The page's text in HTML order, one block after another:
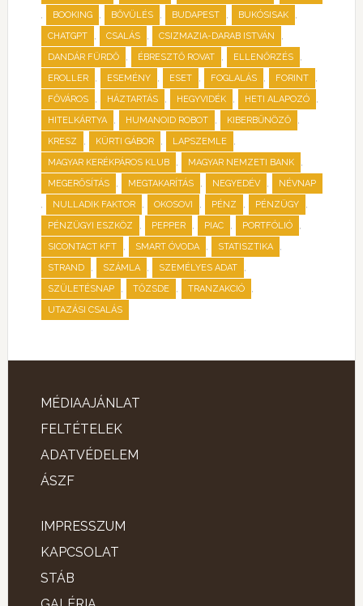
, BOOKING , BŐVÜLÉS , BUDAPEST , BUKÓSISAK ,
CHATGPT , CSALÁS , CSIZMAZIA-DARAB ISTVÁN ,
DANDÁR FÜRDŐ , ÉBRESZTŐ ROVAT , ELLENŐRZÉS ,
EROLLER , ESEMÉNY , ESET , FOGLALÁS , FORINT ,
FŐVÁROS , HÁZTARTÁS , HEGYVIDÉK , HETI ALAPOZÓ ,
HITELKÁRTYA , HUMANOID ROBOT , KIBERBŰNÖZŐ ,
KRESZ , KÜRTI GÁBOR , LAPSZEMLE ,
MAGYAR KERÉKPÁROS KLUB , MAGYAR NEMZETI BANK ,
MEGERŐSÍTÁS , MEGTAKARÍTÁS , NEGYEDÉV , NÉVNAP
, NULLADIK FAKTOR , OKOSOVI , PÉNZ , PÉNZÜGY ,
PÉNZÜGYI ESZKÖZ , PEPPER , PIAC , PORTFÓLIÓ ,
SICONTACT KFT , SMART ÓVODA , STATISZTIKA ,
STRAND , SZÁMLA , SZEMÉLYES ADAT ,
SZÜLETÉSNAP , TŐZSDE , TRANZAKCIÓ ,
UTAZÁSI CSALÁS
MÉDIAAJÁNLAT
FELTÉTELEK
ADATVÉDELEM
ÁSZF
IMPRESSZUM
KAPCSOLAT
STÁB